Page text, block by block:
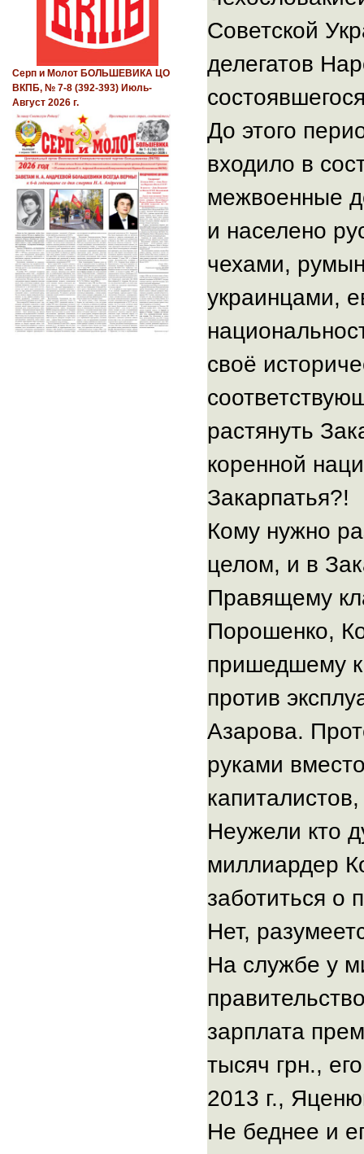
Советской
делегатов
До этого
входило в
межвоенные
и населено
чехами,
украинцами,
своё
растянуть
коренной
Закарпатья?!
Кому нужно
целом, и в
Правящему
Порошенко,
пришедшему к
против
Азарова.
руками
Неужели кто
миллиардер
заботиться о
Нет,
На службе у
зарплата
тысяч грн.,
2013 г.,
Не беднее и
Серп и Молот БОЛЬШЕВИКА ЦО
ВКПБ, № 7-8 (392-393) Июль-
Август 2026 г.